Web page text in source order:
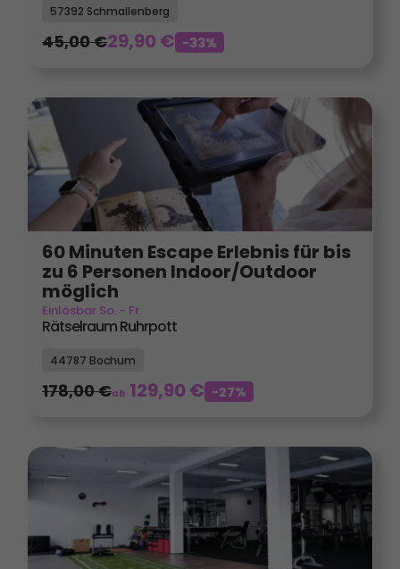
57392 Schmallenberg
45,00€29,90€ -33%
60 Minuten Escape Erlebnis für bis
zu 6 Personen Indoor/Outdoor
möglich
Einlösbar So. - Fr.
Rätselraum Ruhrpott
44787 Bochum
178,00€ab 129,90€ -27%